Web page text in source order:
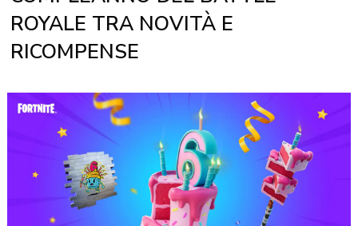
ROYALE TRA NOVITÀ E
RICOMPENSE